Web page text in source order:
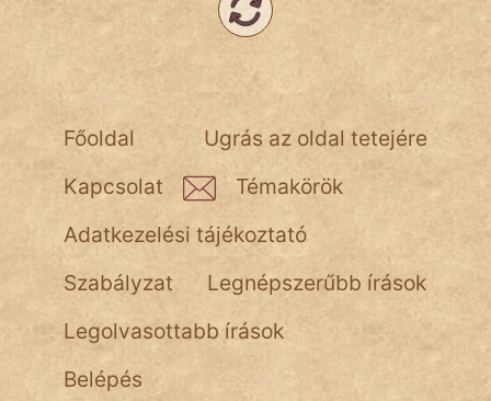
pszichopati
szegény legény
szemfüles
Ugrás az oldal tetejére
Főoldal
Kapcsolat
Témakörök
Adatkezelési tájékoztató
Szabályzat
Legnépszerűbb írások
Legolvasottabb írások
Belépés